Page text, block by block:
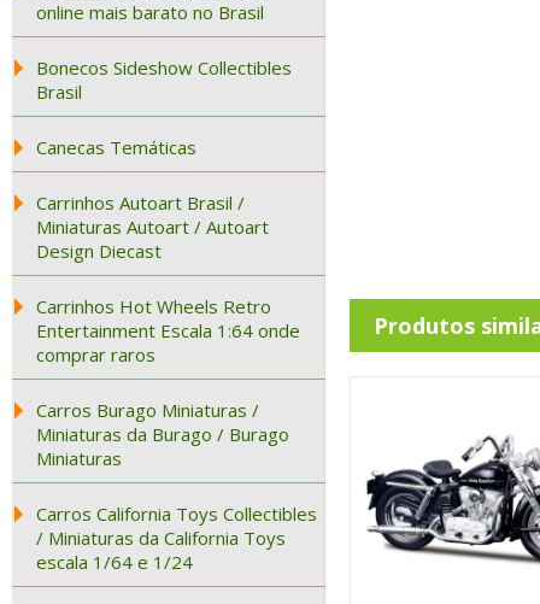
online mais barato no Brasil
Bonecos Sideshow Collectibles
Brasil
Canecas Temáticas
Carrinhos Autoart Brasil /
Miniaturas Autoart / Autoart
Design Diecast
Carrinhos Hot Wheels Retro
Entertainment Escala 1:64 onde
comprar raros
Carros Burago Miniaturas /
Miniaturas da Burago / Burago
Miniaturas
Carros California Toys Collectibles
/ Miniaturas da California Toys
escala 1/64 e 1/24
Produtos